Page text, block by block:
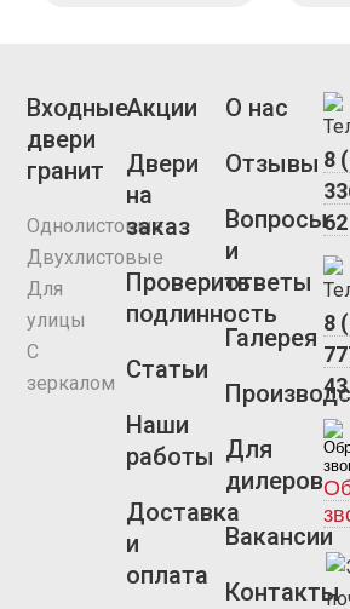
Входные
двери
гранит
Однолистовые
Двухлистовые
Для
улицы
С
зеркалом
Акции
Двери
на
заказ
Проверить
подлинность
Статьи
Наши
работы
Доставка
и
оплата
О нас
Отзывы
Вопросы
и
ответы
Галерея
Для
дилеров
Вакансии
Контакты
8
62
8
43